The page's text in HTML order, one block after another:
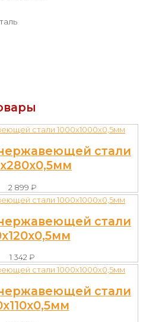
стали
2 899 ₽
стали
1 342 ₽
стали